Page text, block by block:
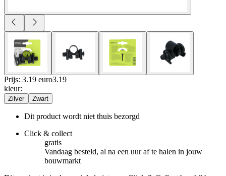
Prijs: 3.19 euro3.19
kleur:
Zilver Zwart
Dit product wordt niet thuis bezorgd
Click & collect
gratis
Vandaag besteld, al na een uur af te halen in jouw
bouwmarkt